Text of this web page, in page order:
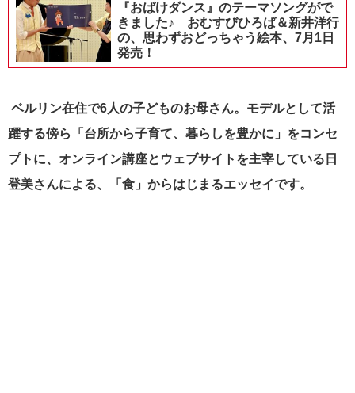
『おばけダンス』のテーマソングがで
きました♪ おむすびひろば＆新井洋行
の、思わずおどっちゃう絵本、7月1日
発売！
ベルリン在住で6人の子どものお母さん。モデルとして活
躍する傍ら「台所から子育て、暮らしを豊かに」をコンセ
プトに、オンライン講座とウェブサイトを主宰している日
登美さんによる、「食」からはじまるエッセイです。